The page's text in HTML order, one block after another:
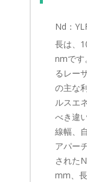
Nd：
長は、
nmです
るレー
の主な
ルスエ
べき違
線幅、
アパー
された
mm、